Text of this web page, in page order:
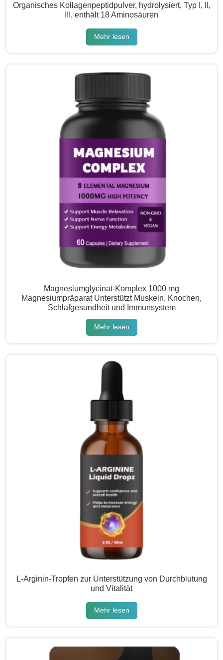
Organisches Kollagenpeptidpulver, hydrolysiert, Typ I, II,
III, enthält 18 Aminosäuren
Mehr lesen
Magnesiumglycinat-Komplex 1000 mg
Magnesiumpräparat Unterstützt Muskeln, Knochen,
Schlafgesundheit und Immunsystem
Mehr lesen
L-Arginin-Tropfen zur Unterstützung von Durchblutung
und Vitalität
Mehr lesen